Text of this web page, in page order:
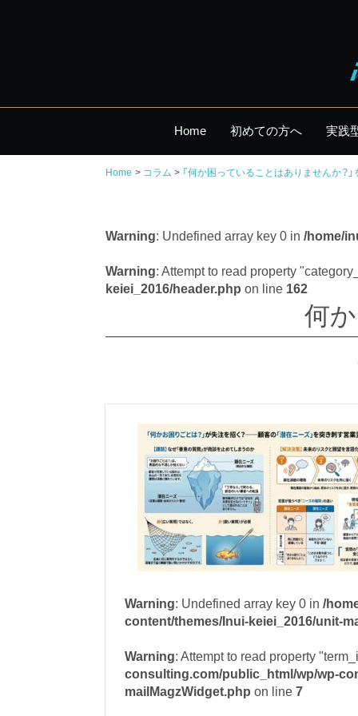
Home 初めての方へ 実践
Home コラム 「何か困っていることはありませんか？
Warning: Undefined array key 0 in /home/
Warning: Attempt to read property
keiei_2016/header.php on line 162
何
Warning: Undefined array key 0 in /
content/themes/Inui-keiei_2016/unit-
Warning: Attempt to read property
consulting.com/public_html/wp/wp-
mailMagzWidget.php on line 7